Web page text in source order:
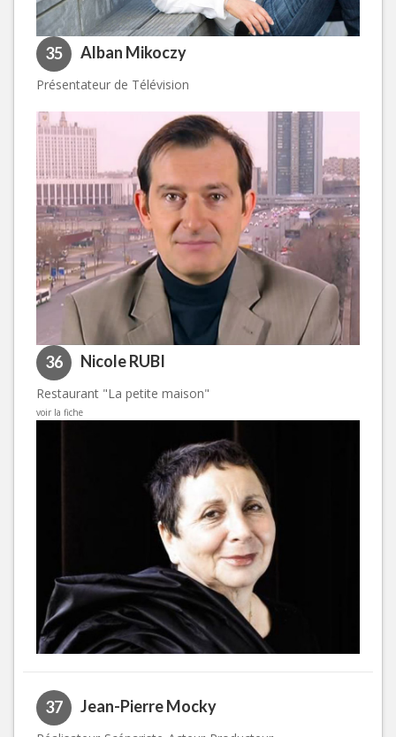
35 Alban Mikoczy
Présentateur de Télévision
36 Nicole RUBI
Restaurant "La petite maison"
voir la fiche
37 Jean-Pierre Mocky